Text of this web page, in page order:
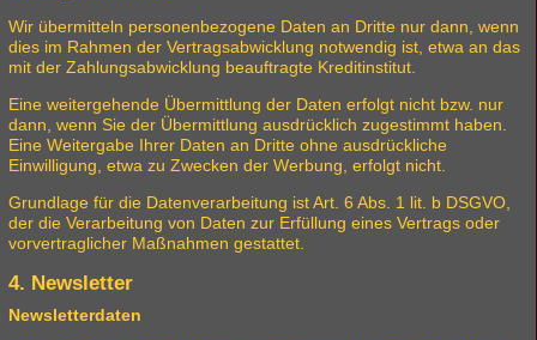
Wir übermitteln personenbezogene Daten an Dritte nur dann, wenn
dies im Rahmen der Vertragsabwicklung notwendig ist, etwa an das
mit der Zahlungsabwicklung beauftragte Kreditinstitut.
Eine weitergehende Übermittlung der Daten erfolgt nicht bzw. nur
dann, wenn Sie der Übermittlung ausdrücklich zugestimmt haben.
Eine Weitergabe Ihrer Daten an Dritte ohne ausdrückliche
Einwilligung, etwa zu Zwecken der Werbung, erfolgt nicht.
Grundlage für die Datenverarbeitung ist Art. 6 Abs. 1 lit. b DSGVO,
der die Verarbeitung von Daten zur Erfüllung eines Vertrags oder
vorvertraglicher Maßnahmen gestattet.
4. Newsletter
Newsletterdaten